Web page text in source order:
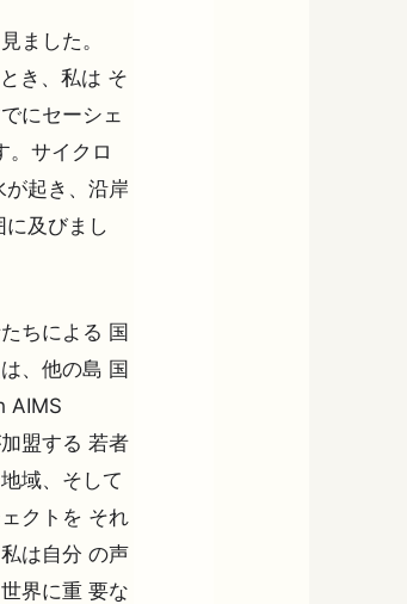
ました。
き、私は そ
にセーシェ
。サイクロ
起き、沿岸
及びまし
ちによる 国
、他の島 国
AIMS
盟する 若者
域、そして
クトを それ
は自分 の声
界に重 要な